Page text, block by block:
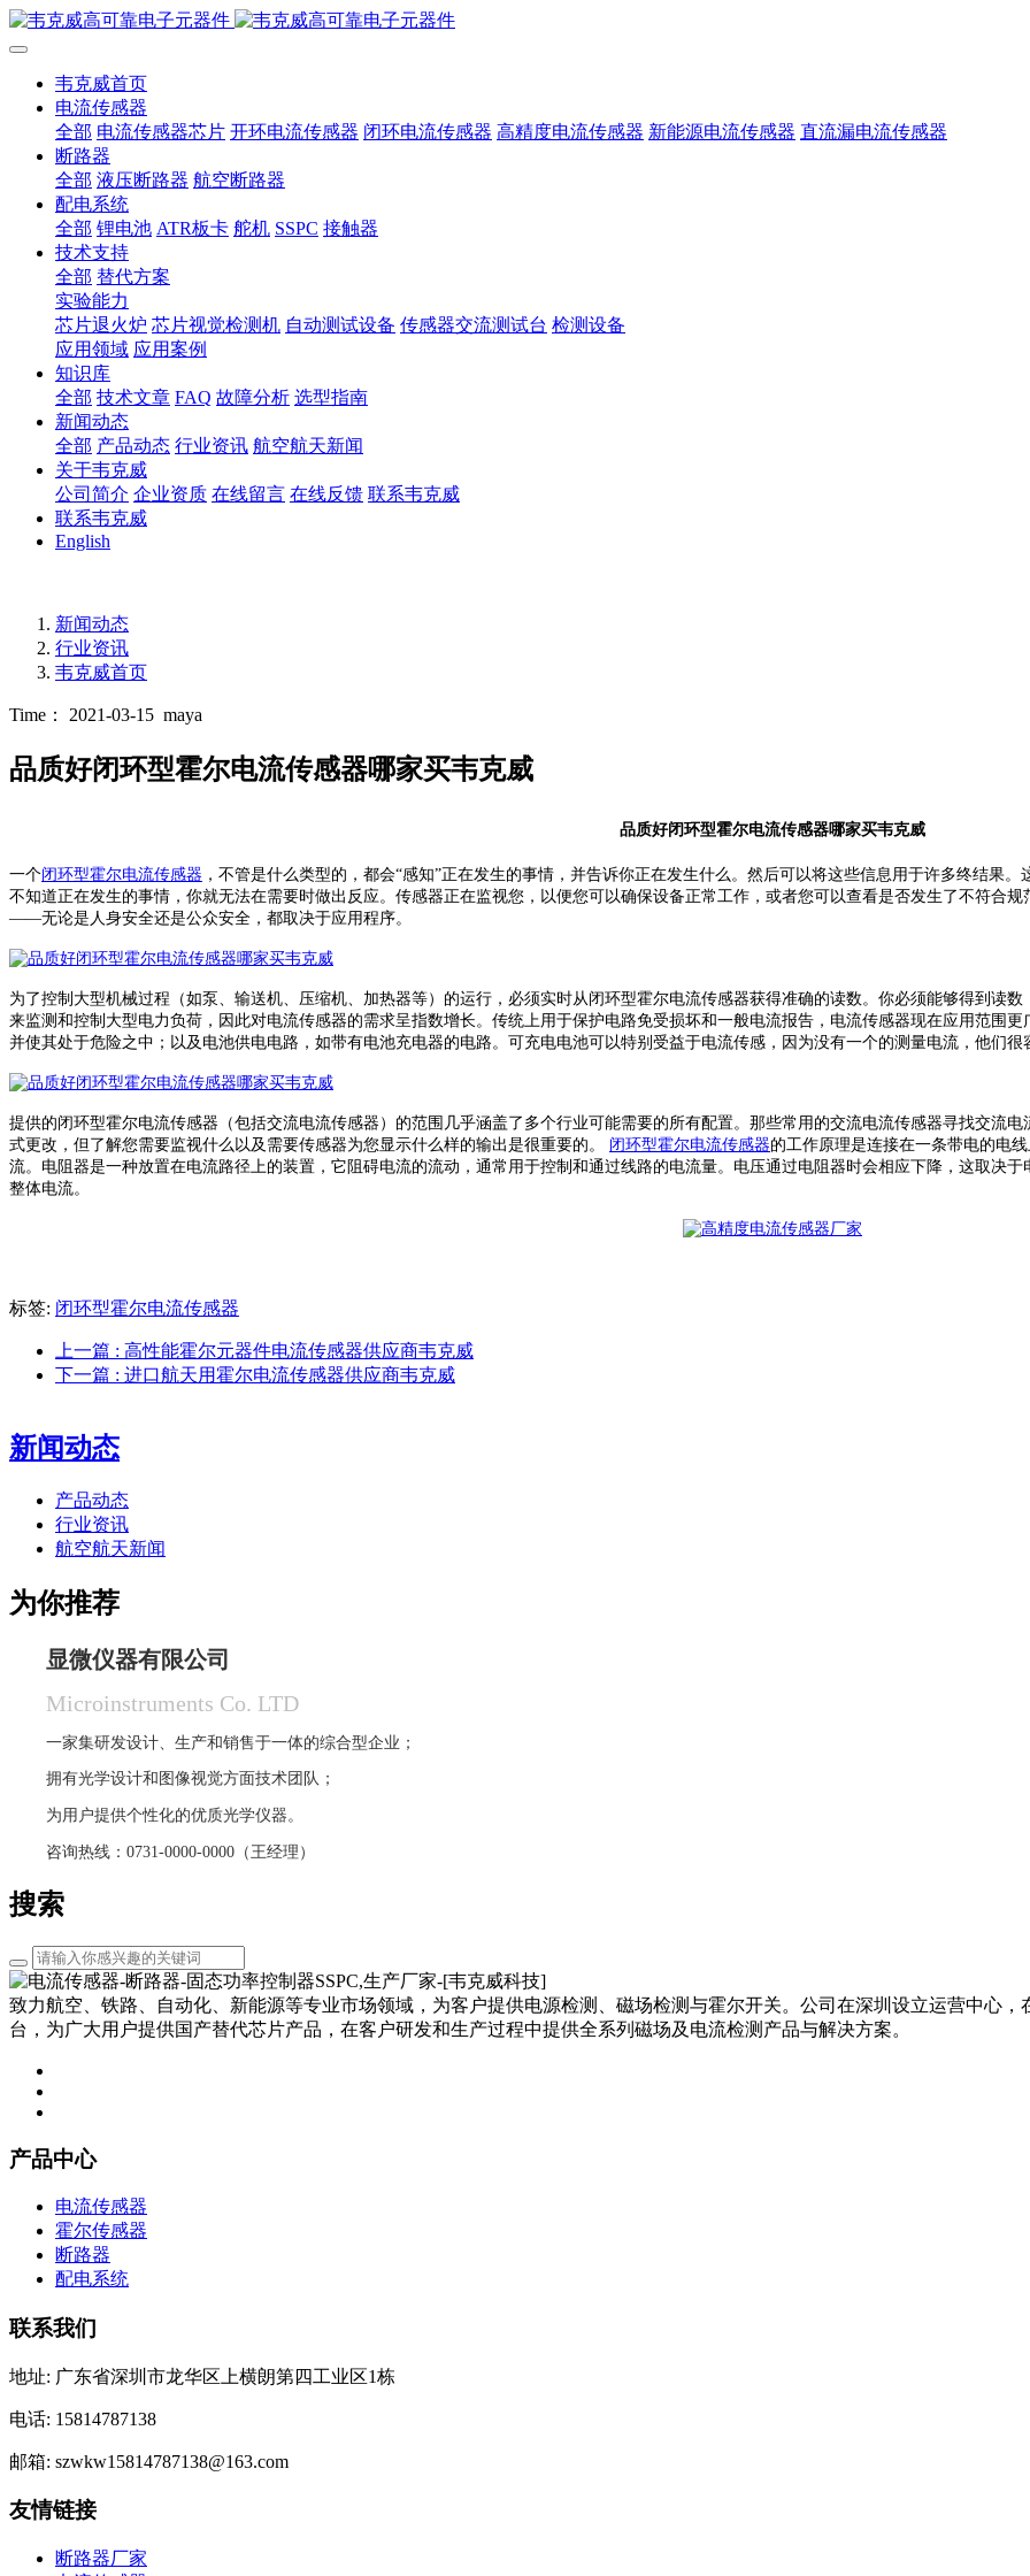
韦克威首页
电流传感器
全部 电流传感器芯片 开环电流传感器 闭环电流传感器 高精度电流传感器 新能源电流传感器 直流漏电流传感器
断路器
全部 液压断路器 航空断路器
配电系统
全部 锂电池 ATR板卡 舵机 SSPC 接触器
技术支持
全部 替代方案
实验能力
芯片退火炉 芯片视觉检测机 自动测试设备 传感器交流测试台 检测设备
应用领域 应用案例
知识库
全部 技术文章 FAQ 故障分析 选型指南
新闻动态
全部 产品动态 行业资讯 航空航天新闻
关于韦克威
公司简介 企业资质 在线留言 在线反馈 联系韦克威
联系韦克威
English
新闻动态
行业资讯
韦克威首页
Time： 2021-03-15 maya
品质好闭环型霍尔电流传感器哪家买韦克威
品质好闭环型霍尔电流传感器哪家买韦克威
一个闭环型霍尔电流传感器 ，不管是什么类型的，都会“感知”正在发生的事情，并告诉你正在发生什么。然后可以将这些信息用于许多终结果
不知道正在发生的事情，你就无法在需要时做出反应。传感器正在监视您，以便您可以确保设备正常工作，或者您可以查看是否发生了不符合
——无论是人身安全还是公众安全，都取决于应用程序。
为了控制大型机械过程（如泵、输送机、压缩机、加热器等）的运行，必须实时从闭环型霍尔电流传感器获得准确的读数。你必须能够得到读
来监测和控制大型电力负荷，因此对电流传感器的需求呈指数增长。 传统上用于保护电路免受损坏和一般电流报告，电流传感器现在应用范围
并使其处于危险之中；以及电池供电电路，如带有电池充电器的电路。可充电电池可以特别受益于电流传感，因为没有一个的测量电流，他们
提供的闭环型霍尔电流传感器（包括交流电流传感器）的范围几乎涵盖了多个行业可能需要的所有配置。那些常用的交流电流传感器寻找交流
式更改，但了解您需要监视什么以及需要传感器为您显示什么样的输出是很重要的。 闭环型霍尔电流传感器的工作原理是连接在一条带电的电
流。电阻器是一种放置在电流路径上的装置，它阻碍电流的流动，通常用于控制和通过线路的电流量。电压通过电阻器时会相应下降，这取决
整体电流。
标签: 闭环型霍尔电流传感器
上一篇 : 高性能霍尔元器件电流传感器供应商韦克威
下一篇 : 进口航天用霍尔电流传感器供应商韦克威
新闻动态
产品动态
行业资讯
航空航天新闻
为你推荐
显微仪器有限公司
Microinstruments Co. LTD
一家集研发设计、生产和销售于一体的综合型企业；
拥有光学设计和图像视觉方面技术团队；
为用户提供个性化的优质光学仪器。
咨询热线：0731-0000-0000（王经理）
搜索
致力航空、铁路、自动化、新能源等专业市场领域，为客户提供电源检测、磁场检测与霍尔开关。公司在深圳设立运营中心
台，为广大用户提供国产替代芯片产品，在客户研发和生产过程中提供全系列磁场及电流检测产品与解决方案。
产品中心
电流传感器
霍尔传感器
断路器
配电系统
联系我们
地址: 广东省深圳市龙华区上横朗第四工业区1栋
电话: 15814787138
邮箱: szwkw15814787138@163.com
友情链接
断路器厂家